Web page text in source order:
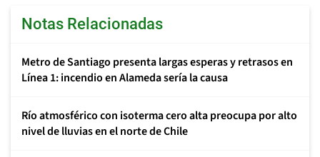
Notas Relacionadas
Metro de Santiago presenta largas esperas y retrasos en
Línea 1: incendio en Alameda sería la causa
Río atmosférico con isoterma cero alta preocupa por alto
nivel de lluvias en el norte de Chile